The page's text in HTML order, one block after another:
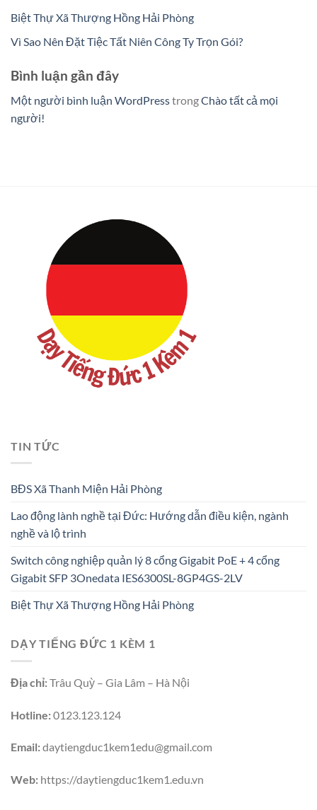
Biệt Thự Xã Thượng Hồng Hải Phòng
Vì Sao Nên Đặt Tiệc Tất Niên Công Ty Trọn Gói?
Bình luận gần đây
Một người bình luận WordPresstrongChào tất cả mọi
người!
TIN TỨC
BĐS Xã Thanh Miện Hải Phòng
Lao động lành nghề tại Đức: Hướng dẫn điều kiện, ngành
nghề và lộ trình
Switch công nghiệp quản lý 8 cổng Gigabit PoE + 4 cổng
Gigabit SFP 3Onedata IES6300SL-8GP4GS-2LV
Biệt Thự Xã Thượng Hồng Hải Phòng
DẠY TIẾNG ĐỨC 1 KÈM 1
Địa chỉ:Trâu Quỳ – Gia Lâm – Hà Nội
Hotline:0123.123.124
Email:daytiengduc1kem1edu@gmail.com
Web: https://daytiengduc1kem1.edu.vn